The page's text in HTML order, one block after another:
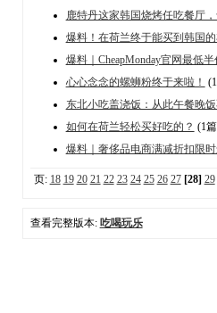
鹿特丹这家韩国烧烤任吃餐厅
爆料！在荷兰终于能买到韩国的
爆料｜CheapMonday官网最低
心心念念的螺蛳粉终于来啦！
东北小吃盖浇饭：从此午餐晚
如何在荷兰轻松买好吃的？ (1
爆料｜奢侈品电商满减折扣限
页: 18 19 20 21 22 23 24 25 26 27 [28] 29
查看完整版本: 吃喝玩乐